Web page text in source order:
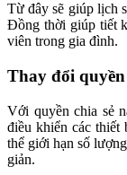
Từ đây sẽ giúp lịch
Đồng thời giúp tiết
viên trong gia đình.
Thay đổi
Với quyền chia sẻ
điều khiển các thiết
thể giới hạn số
giản.